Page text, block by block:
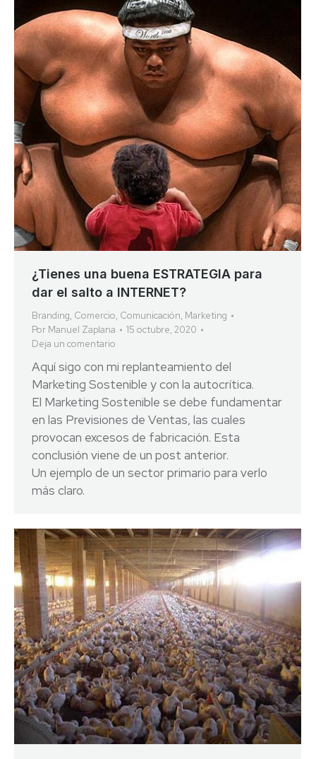
¿Tienes una buena ESTRATEGIA para
dar el salto a INTERNET?
Branding, Comercio, Comunicación, Marketing
Por Manuel Zaplana
15 octubre, 2020
Deja un comentario
Aquí sigo con mi replanteamiento del
Marketing Sostenible y con la autocrítica.
El Marketing Sostenible se debe fundamentar
en las Previsiones de Ventas, las cuales
provocan excesos de fabricación. Esta
conclusión viene de un post anterior.
Un ejemplo de un sector primario para verlo
más claro.